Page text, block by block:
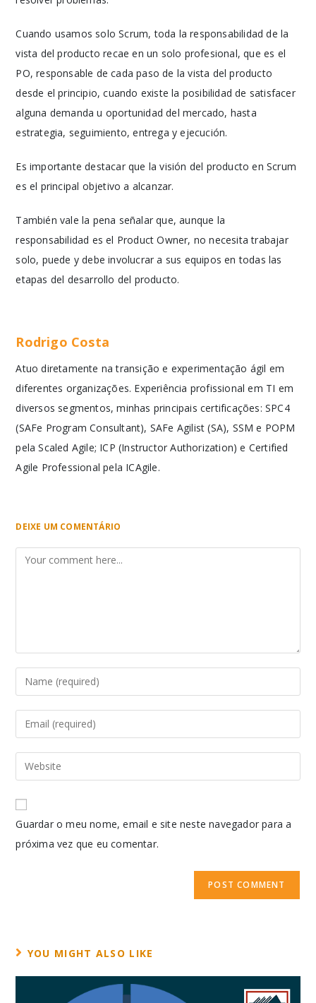
Cuando usamos solo Scrum, toda la responsabilidad de la
vista del producto recae en un solo profesional, que es el
PO, responsable de cada paso de la vista del producto
desde el principio, cuando existe la posibilidad de satisfacer
alguna demanda u oportunidad del mercado, hasta
estrategia, seguimiento, entrega y ejecución.
Es importante destacar que la visión del producto en Scrum
es el principal objetivo a alcanzar.
También vale la pena señalar que, aunque la
responsabilidad es el Product Owner, no necesita trabajar
solo, puede y debe involucrar a sus equipos en todas las
etapas del desarrollo del producto.
Rodrigo Costa
Atuo diretamente na transição e experimentação ágil em
diferentes organizações. Experiência profissional em TI em
diversos segmentos, minhas principais certificações: SPC4
(SAFe Program Consultant), SAFe Agilist (SA), SSM e POPM
pela Scaled Agile; ICP (Instructor Authorization) e Certified
Agile Professional pela ICAgile.
DEIXE UM COMENTÁRIO
Guardar o meu nome, email e site neste navegador para a
próxima vez que eu comentar.
YOU MIGHT ALSO LIKE